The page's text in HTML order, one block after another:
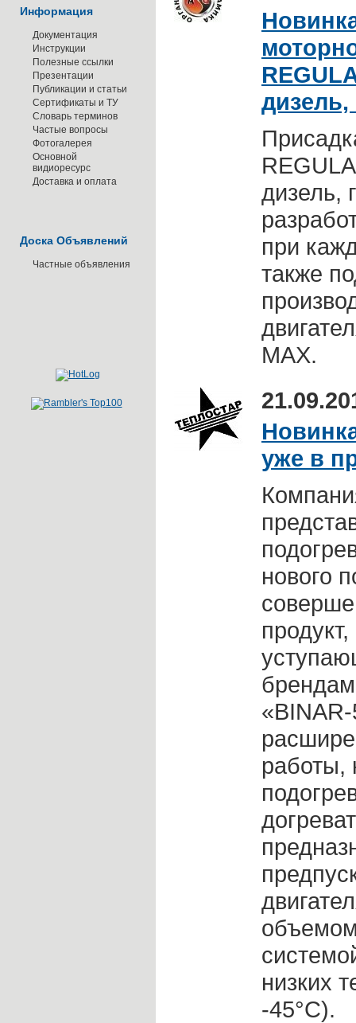
Информация
Документация
Инструкции
Полезные ссылки
Презентации
Публикации и статьи
Сертификаты и ТУ
Словарь терминов
Частые вопросы
Фотогалерея
Основной
видиоресурс
Доставка и оплата
Доска Объявлений
Частные объявления
дизель,
дизель,
при
также
MAX.
уже в
нового
работы,
низких
-45°C).